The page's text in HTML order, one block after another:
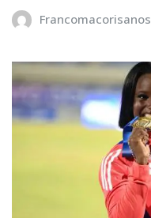
Francomacorisanos